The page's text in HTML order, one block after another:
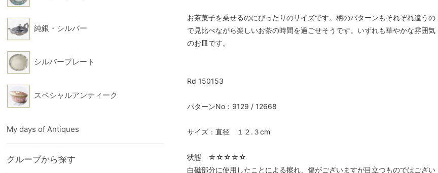
お茶菓子を乗せるのにぴったりのサイズです。柄のパターンもそれぞれ違うの
で見比べながら楽しいお茶の時間を過ごせそうです。いずれも華やかな雰囲気
のお皿です。
Rd 150153
パターンNo：9129 / 12668
サイズ：直径 １２.３cm
状態 ☆☆☆☆☆
白磁部分に使用したことによる擦れ、傷がございますが目立つものではござい
純銀・シルバー
シルバープレート
スペシャルアンティーク
My days of Antiques
グループから探す